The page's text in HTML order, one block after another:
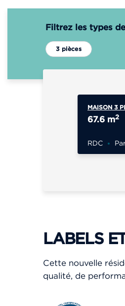
Filtrez les types
3 pièces
MAISON 3
67.6 m2
RDC
LABELS
Cette nouvelle
qualité, de